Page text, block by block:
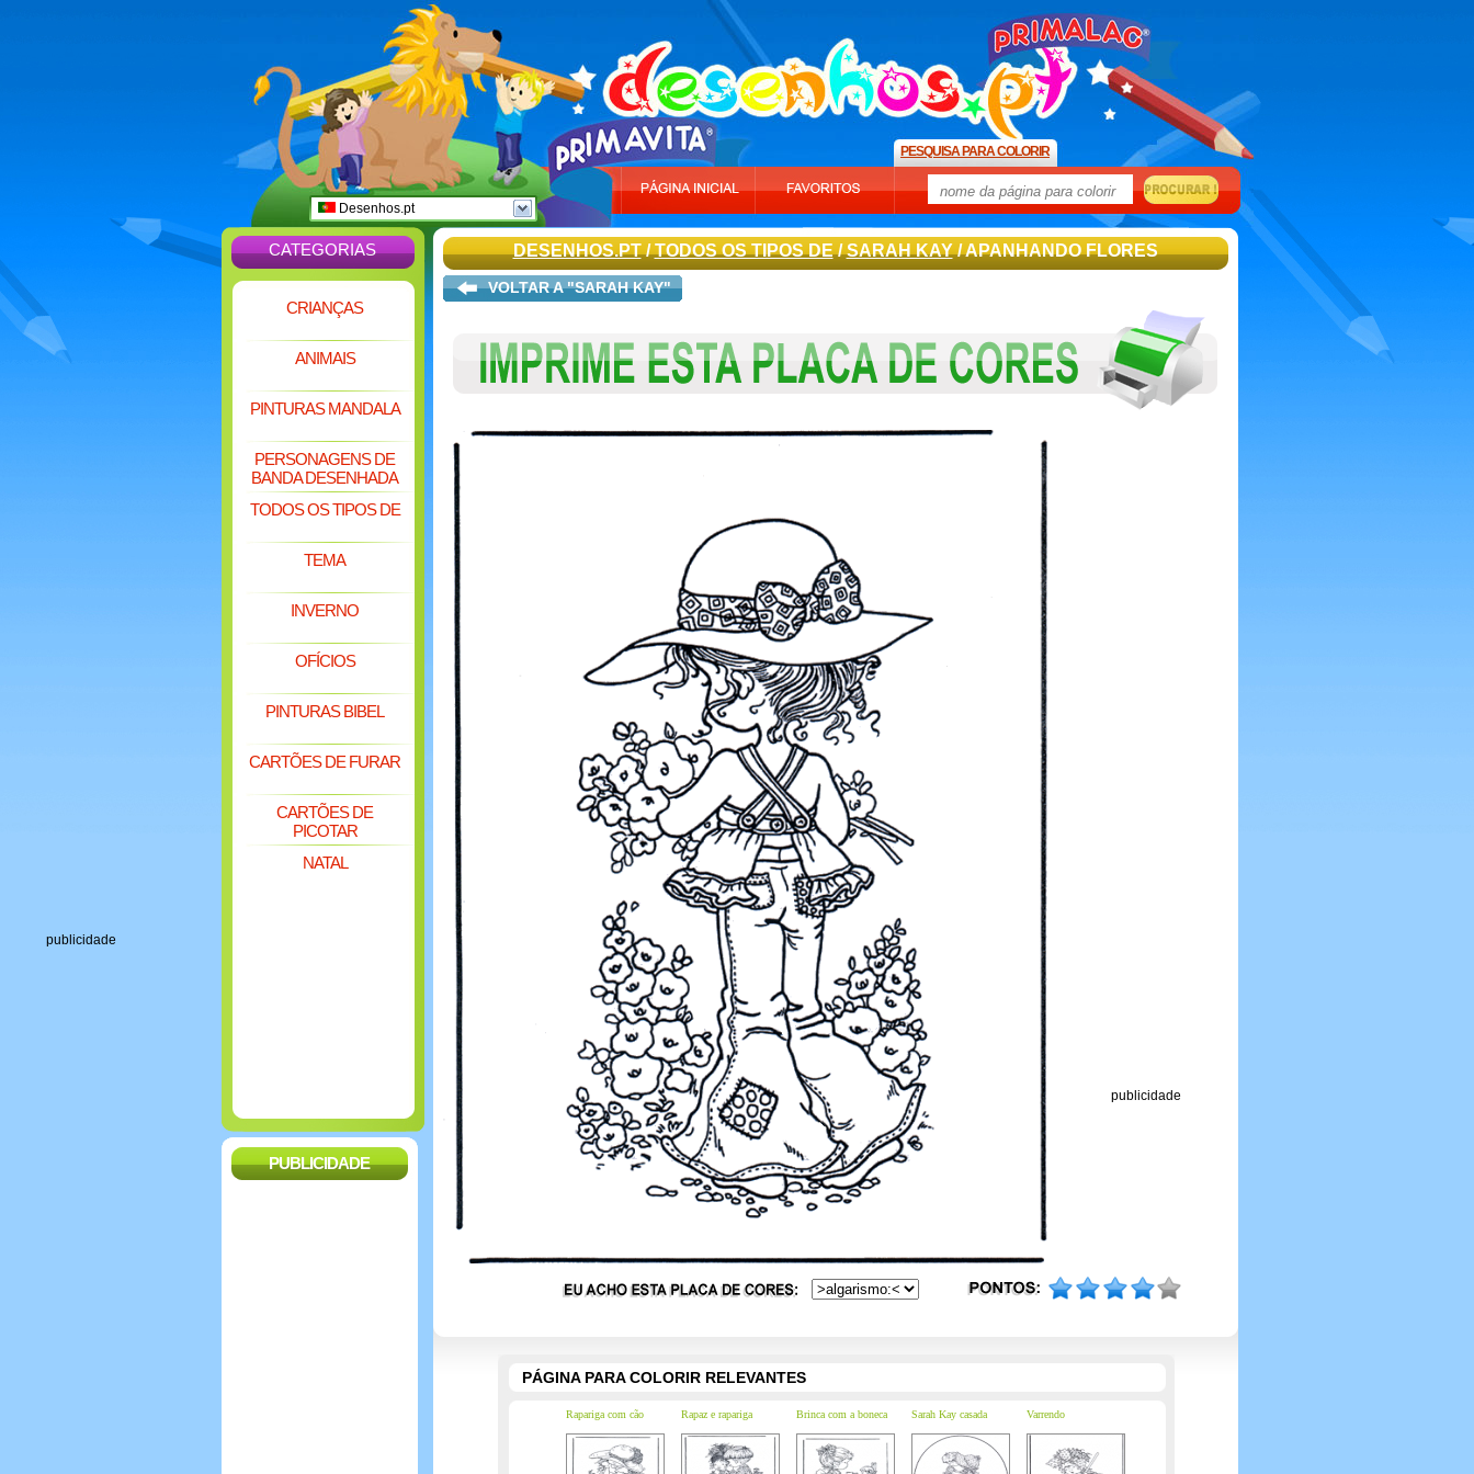
publicidade
Desenhos.pt
PESQUISA PARA COLORIR
CATEGORIAS
CRIANÇAS
ANIMAIS
PINTURAS MANDALA
PERSONAGENS DE
BANDA DESENHADA
TODOS OS TIPOS DE
TEMA
INVERNO
OFÍCIOS
PINTURAS BIBEL
CARTÕES DE FURAR
CARTÕES DE
PICOTAR
NATAL
PUBLICIDADE
DESENHOS.PT/TODOS OS TIPOS DE/SARAH KAY/ APANHANDO FLORES
VOLTAR A "SARAH KAY"
publicidade
PÁGINA PARA COLORIR RELEVANTES
Rapariga com cão Rapaz e rapariga Brinca com a boneca Sarah Kay casada Varrendo